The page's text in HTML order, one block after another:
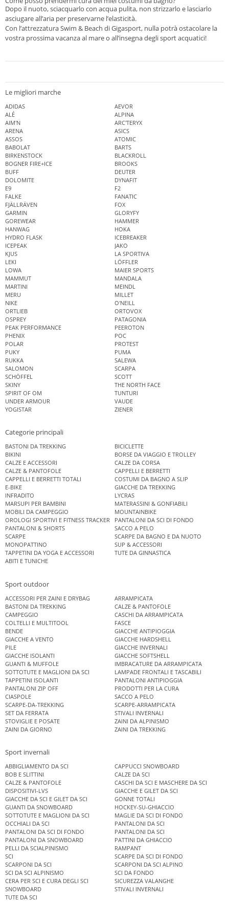
Dopo il nuoto, sciacquarlo con acqua pulita, non strizzarlo e lasciarlo
asciugare all’aria per preservarne l’elasticità.
Con l’attrezzatura Swim & Beach di Gigasport, nulla potrà ostacolare la
vostra prossima vacanza al mare o all’insegna degli sport acquatici!
Le migliori marche
ADIDAS
AEVOR
ALÉ
ALPINA
AIM'N
ARC'TERYX
ARENA
ASICS
ASSOS
ATOMIC
BABOLAT
BARTS
BIRKENSTOCK
BLACKROLL
BOGNER FIRE+ICE
BROOKS
BUFF
DEUTER
DOLOMITE
DYNAFIT
E9
F2
FALKE
FANATIC
FJÄLLRÄVEN
FOX
GARMIN
GLORYFY
GOREWEAR
HAMMER
HANWAG
HOKA
HYDRO FLASK
ICEBREAKER
ICEPEAK
JAKO
KJUS
LA SPORTIVA
LEKI
LÖFFLER
LOWA
MAIER SPORTS
MAMMUT
MANDALA
MARTINI
MEINDL
MERU
MILLET
NIKE
O'NEILL
ORTLIEB
ORTOVOX
OSPREY
PATAGONIA
PEAK PERFORMANCE
PEEROTON
PHENIX
POC
POLAR
PROTEST
PUKY
PUMA
RUKKA
SALEWA
SALOMON
SCARPA
SCHÖFFEL
SCOTT
SKINY
THE NORTH FACE
SPIRIT OF OM
TUNTURI
UNDER ARMOUR
VAUDE
YOGISTAR
ZIENER
Categorie principali
BASTONI DA TREKKING
BICICLETTE
BIKINI
BORSE DA VIAGGIO E TROLLEY
CALZE E ACCESSORI
CALZE DA CORSA
CALZE & PANTOFOLE
CAPPELLI E BERRETTI
CAPPELLI E BERRETTI TOTALI
COSTUMI DA BAGNO A SLIP
E-BIKE
GIACCHE DA TREKKING
INFRADITO
LYCRAS
MARSUPI PER BAMBINI
MATERASSINI & GONFIABILI
MOBILI DA CAMPEGGIO
MOUNTAINBIKE
OROLOGI SPORTIVI E FITNESS TRACKER
PANTALONI DA SCI DI FONDO
PANTALONI & SHORTS
SACCO A PELO
SCARPE
SCARPE DA BAGNO E DA NUOTO
MONOPATTINO
SUP & ACCESSORI
TAPPETINI DA YOGA E ACCESSORI
TUTE DA GINNASTICA
ABITI E TUNICHE
Sport outdoor
ACCESSORI PER ZAINI E DRYBAG
ARRAMPICATA
BASTONI DA TREKKING
CALZE & PANTOFOLE
CAMPEGGIO
CASCHI DA ARRAMPICATA
COLTELLI E MULTITOOL
FASCE
BENDE
GIACCHE ANTIPIOGGIA
GIACCHE A VENTO
GIACCHE HARDSHELL
PILE
GIACCHE INVERNALI
GIACCHE ISOLANTI
GIACCHE SOFTSHELL
GUANTI & MUFFOLE
IMBRACATURE DA ARRAMPICATA
SOTTOTUTE E MAGLIONI DA SCI
LAMPADE FRONTALI E TASCABILI
TAPPETINI ISOLANTI
PANTALONI ANTIPIOGGIA
PANTALONI ZIP OFF
PRODOTTI PER LA CURA
CIASPOLE
SACCO A PELO
SCARPE-DA-TREKKING
SCARPE-ARRAMPICATA
SET DA FERRATA
STIVALI INVERNALI
STOVIGLIE E POSATE
ZAINI DA ALPINISMO
ZAINI DA GIORNO
ZAINI DA TREKKING
Sport invernali
ABBIGLIAMENTO DA SCI
CAPPUCCI SNOWBOARD
BOB E SLITTINI
CALZE DA SCI
CALZE & PANTOFOLE
CASCHI DA SCI E MASCHERE DA SCI
DISPOSITIVI-LVS
GIACCHE E GILET DA SCI
GIACCHE DA SCI E GILET DA SCI
GONNE TOTALI
GUANTI DA SNOWBOARD
HOCKEY-SU-GHIACCIO
SOTTOTUTE E MAGLIONI DA SCI
MAGLIE DA SCI DI FONDO
OCCHIALI DA SCI
PANTALONI DA SCI
PANTALONI DA SCI DI FONDO
PANTALONI DA SCI
PANTALONI DA SNOWBOARD
PATTINI DA GHIACCIO
PELLI DA SCIALPINISMO
RAMPANT
SCI
SCARPE DA SCI DI FONDO
SCARPONI DA SCI
SCARPONI DA SCI ALPINO
SCI DA SCI ALPINISMO
SCI DA FONDO
CERA PER SCI E CURA DEGLI SCI
SICUREZZA VALANGHE
SNOWBOARD
STIVALI INVERNALI
TUTE DA SCI